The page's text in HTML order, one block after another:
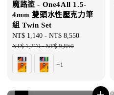
魔路塗 - One4All 1.5-
4mm 雙頭水性壓克力筆
組 Twin Set
Sale
price
NT$ 1,140 - NT$ 8,550
NT$ 1,270-NT$ 9,850
+1